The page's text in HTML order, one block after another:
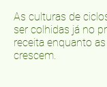
As culturas de
ser colhidas já no
receita enquanto
crescem.